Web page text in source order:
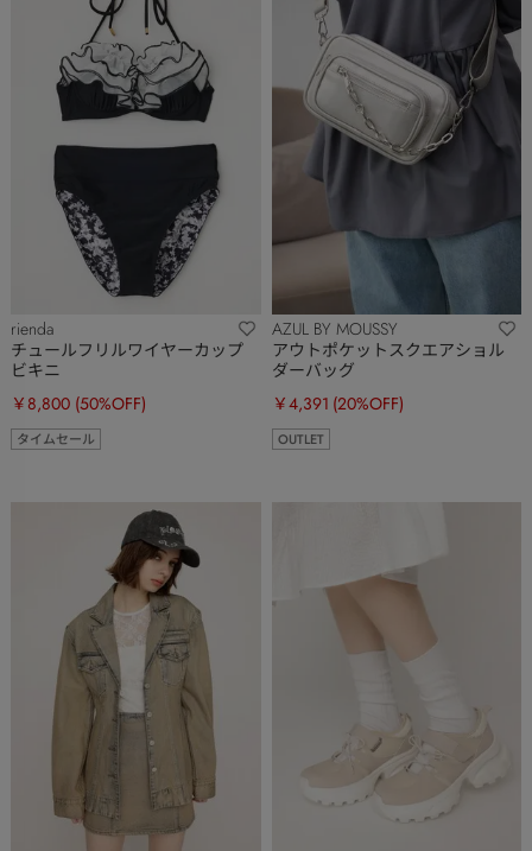
rienda
チュールフリルワイヤーカップ
ビキニ
￥8,800 (50%OFF)
タイムセール
AZUL BY MOUSSY
アウトポケットスクエアショル
ダーバッグ
￥4,391 (20%OFF)
OUTLET